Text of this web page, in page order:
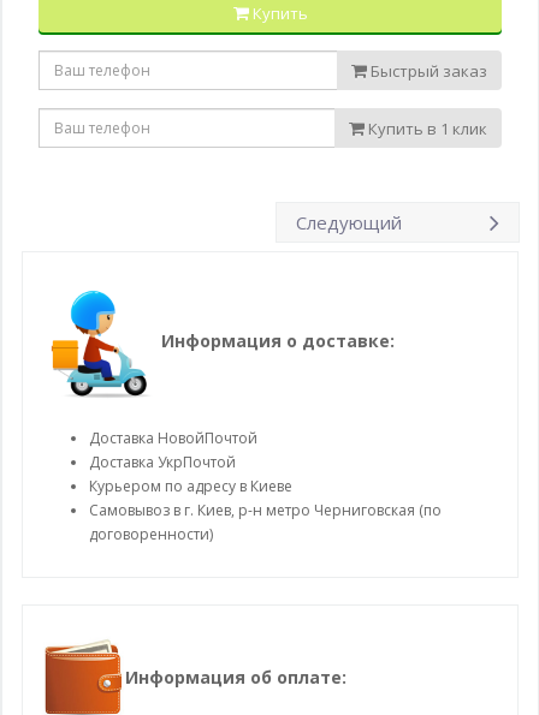
Купить
Быстрый заказ
Купить в 1 клик
Следующий
Информация о доставке:
Доставка НовойПочтой
Доставка УкрПочтой
Курьером по адресу в Киеве
Самовывоз в г. Киев, р-н метро Черниговская (по
договоренности)
Информация об оплате: